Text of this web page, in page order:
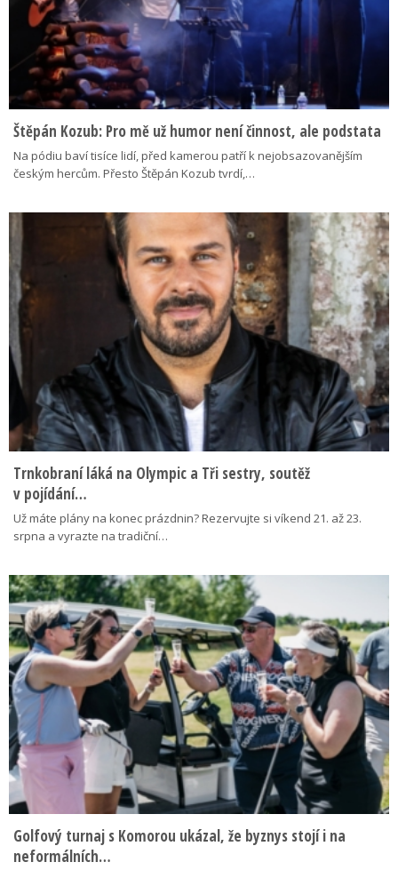
Štěpán Kozub: Pro mě už humor není činnost, ale podstata
Na pódiu baví tisíce lidí, před kamerou patří k nejobsazovanějším
českým hercům. Přesto Štěpán Kozub tvrdí,…
Trnkobraní láká na Olympic a Tři sestry, soutěž
v pojídání…
Už máte plány na konec prázdnin? Rezervujte si víkend 21. až 23.
srpna a vyrazte na tradiční…
Golfový turnaj s Komorou ukázal, že byznys stojí i na
neformálních…